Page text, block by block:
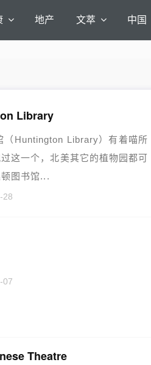
地产 文萃 中国
Library
（Huntington Library）有着喵所
这一个，北美其它的植物园都可
图书馆...
28
07
Theatre